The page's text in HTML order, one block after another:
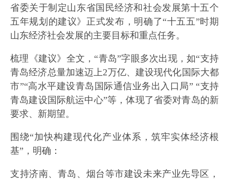
省委关于制定山东省国民经济和社会发展第十五个
五年规划的建议》正式发布，明确了“十五五”时期
山东经济社会发展的主要目标和重点任务。
梳理《建议》全文，“青岛”字眼多次出现，如“支持
青岛经济总量加速迈上2万亿、建设现代化国际大都
市”“高水平建设青岛国际通信业务出入口局” “支持
青岛建设国际航运中心”等，体现了省委对青岛的新
要求、新期望。
围绕“加快构建现代化产业体系，筑牢实体经济根
基”，明确：
支持济南、青岛、烟台等市建设未来产业先导区，